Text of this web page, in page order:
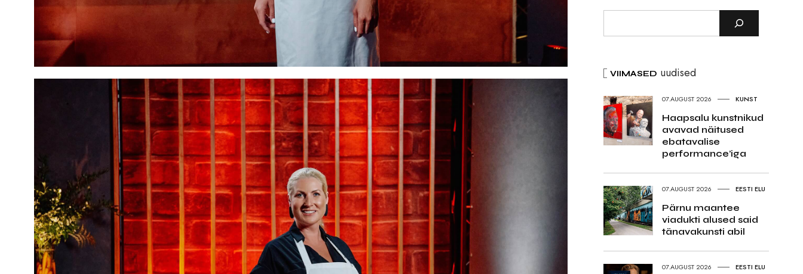
VIIMASED uudised
07.AUGUST 2026 KUNST
Haapsalu kunstnikud
avavad näitused
ebatavalise
performance’iga
07.AUGUST 2026 EESTI ELU
Pärnu maantee
viadukti alused said
tänavakunsti abil
07.AUGUST 2026 EESTI ELU